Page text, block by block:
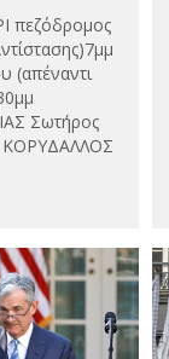
πεζόδρομος
(απέναντι
Σωτήρος
ΚΟΡΥΔΑΛΛΟΣ